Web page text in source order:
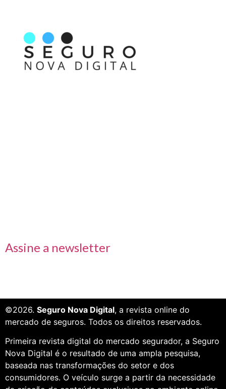
Assine a newsletter
©2026. Seguro Nova Digital, a revista online do
mercado de seguros. Todos os direitos reservados.
Primeira revista digital do mercado segurador, a Seguro
Nova Digital é o resultado de uma ampla pesquisa,
baseada nas transformações do setor e dos
consumidores. O veículo surge a partir da necessidade